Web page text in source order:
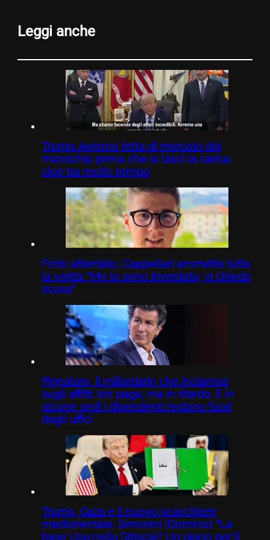
Leggi anche
Trump: Avremo fetta di mercato dei
microchip prima che io lasci la carica,
cioè tra molto tempo
Finto attentato, Cappellari ammette tutta
la verità: “Me lo sono inventato, vi chiedo
scusa”
Pignataro, il miliardario che inciampa
sugli affitti: Ion paga, ma in ritardo. E in
alcune sedi i dipendenti restano fuori
dagli uffici
Trump, Gaza e il nuovo scacchiere
mediorientale. Simonini (Domino): “La
base Usa nella Striscia? Un piano per il